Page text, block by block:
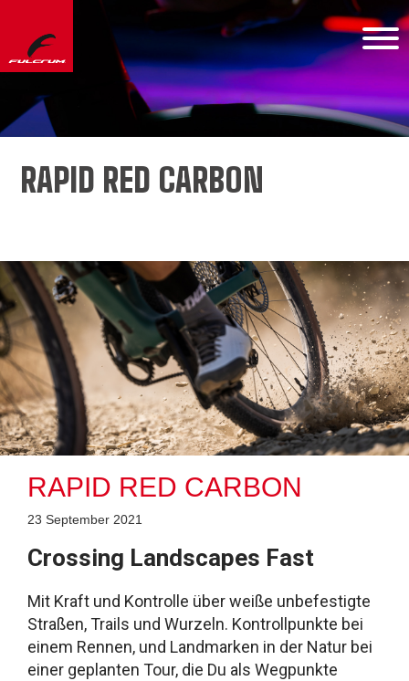
RAPID RED CARBON
RAPID RED CARBON
23 September 2021
Crossing Landscapes Fast
Mit Kraft und Kontrolle über weiße unbefestigte
Straßen, Trails und Wurzeln. Kontrollpunkte bei
einem Rennen, und Landmarken in der Natur bei
einer geplanten Tour, die Du als Wegpunkte